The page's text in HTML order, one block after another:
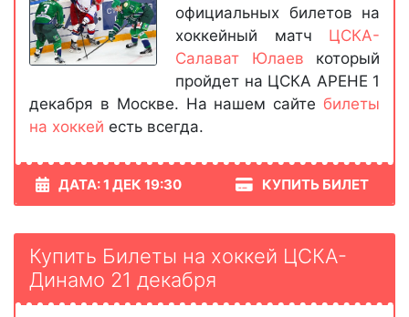
официальных билетов на
хоккейный матч ЦСКА-
Салават Юлаев который
пройдет на ЦСКА АРЕНЕ 1
декабря в Москве. На нашем сайте билеты
на хоккей есть всегда.
ДАТА: 1 ДЕК 19:30 КУПИТЬ БИЛЕТ
Купить Билеты на хоккей ЦСКА-
Динамо 21 декабря